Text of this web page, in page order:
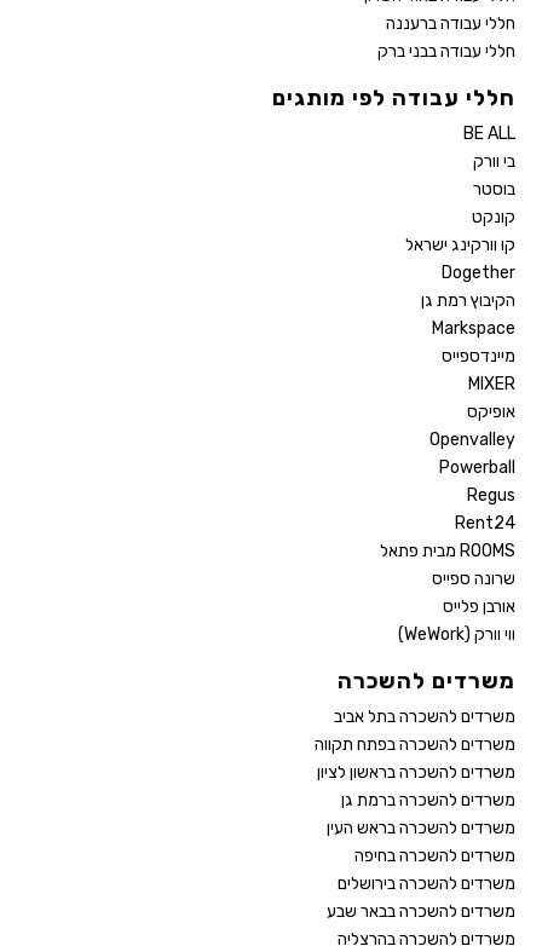
חללי עבודה ברעננה
חללי עבודה בבני ברק
חללי עבודה לפי מותגים
BE ALL
בי וורק
בוסטר
קונקט
קו וורקינג ישראל
Dogether
הקיבוץ רמת גן
Markspace
מיינדספייס
MIXER
אופיקס
Openvalley
Powerball
Regus
Rent24
ROOMS מבית פתאל
שרונה ספייס
אורבן פלייס
ווי וורק (WeWork)
משרדים להשכרה
משרדים להשכרה בתל אביב
משרדים להשכרה בפתח תקווה
משרדים להשכרה בראשון לציון
משרדים להשכרה ברמת גן
משרדים להשכרה בראש העין
משרדים להשכרה בחיפה
משרדים להשכרה בירושלים
משרדים להשכרה בבאר שבע
משרדים להשכרה בהרצליה